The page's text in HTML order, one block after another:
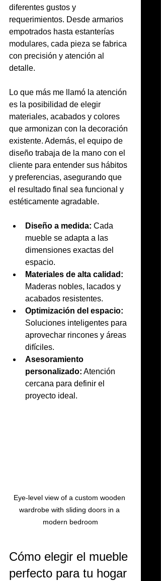
diferentes gustos y
requerimientos. Desde armarios
empotrados hasta estanterías
modulares, cada pieza se fabrica
con precisión y atención al
detalle.
Lo que más me llamó la atención
es la posibilidad de elegir
materiales, acabados y colores
que armonizan con la decoración
existente. Además, el equipo de
diseño trabaja de la mano con el
cliente para entender sus hábitos
y preferencias, asegurando que
el resultado final sea funcional y
estéticamente agradable.
Diseño a medida: Cada
mueble se adapta a las
dimensiones exactas del
espacio.
Materiales de alta calidad:
Maderas nobles, lacados y
acabados resistentes.
Optimización del espacio:
Soluciones inteligentes para
aprovechar rincones y áreas
difíciles.
Asesoramiento
personalizado: Atención
cercana para definir el
proyecto ideal.
Eye-level view of a custom wooden
wardrobe with sliding doors in a
modern bedroom
Cómo elegir el mueble
perfecto para tu hogar